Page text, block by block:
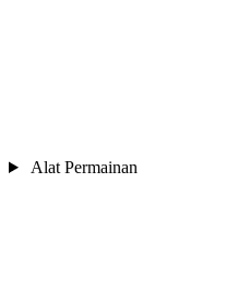
Alat Permainan